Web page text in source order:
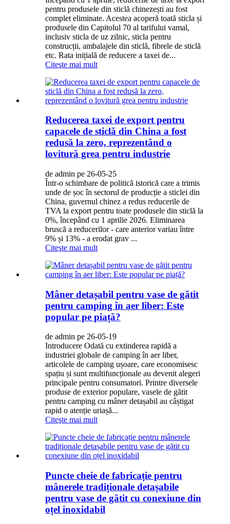
pentru produsele din sticlă chinezești au fost
complet eliminate. Acestea acoperă toată sticla și
produsele din Capitolul 70 al tarifului vamal,
inclusiv sticla de uz zilnic, sticla pentru
construcții, ambalajele din sticlă, fibrele de sticlă
etc. Rata inițială de reducere a taxei de...
Citeşte mai mult
Reducerea taxei de export pentru
capacele de sticlă din China a fost
redusă la zero, reprezentând o
lovitură grea pentru industrie
de admin pe 26-05-25
Într-o schimbare de politică istorică care a trimis
unde de șoc în sectorul de producție a sticlei din
China, guvernul chinez a redus reducerile de
TVA la export pentru toate produsele din sticlă la
0%, începând cu 1 aprilie 2026. Eliminarea
bruscă a reducerilor - care anterior variau între
9% și 13% - a erodat grav ...
Citeşte mai mult
Mâner detașabil pentru vase de gătit
pentru camping în aer liber: Este
popular pe piață?
de admin pe 26-05-19
Introducere Odată cu extinderea rapidă a
industriei globale de camping în aer liber,
articolele de camping ușoare, care economisesc
spațiu și sunt multifuncționale au devenit alegeri
principale pentru consumatori. Printre diversele
produse de exterior populare, vasele de gătit
pentru camping cu mâner detașabil au câștigat
rapid o atenție uriașă...
Citeşte mai mult
Puncte cheie de fabricație pentru
mânerele tradiționale detașabile
pentru vase de gătit cu conexiune din
oțel inoxidabil